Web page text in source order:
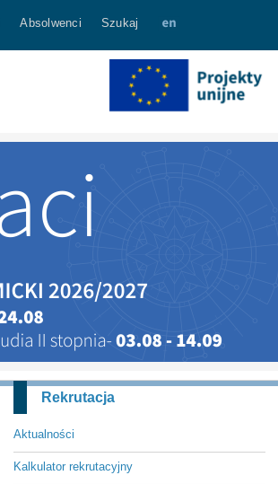
Absolwenci Szukaj
Rekrutacja
Aktualności
Kalkulator rekrutacyjny